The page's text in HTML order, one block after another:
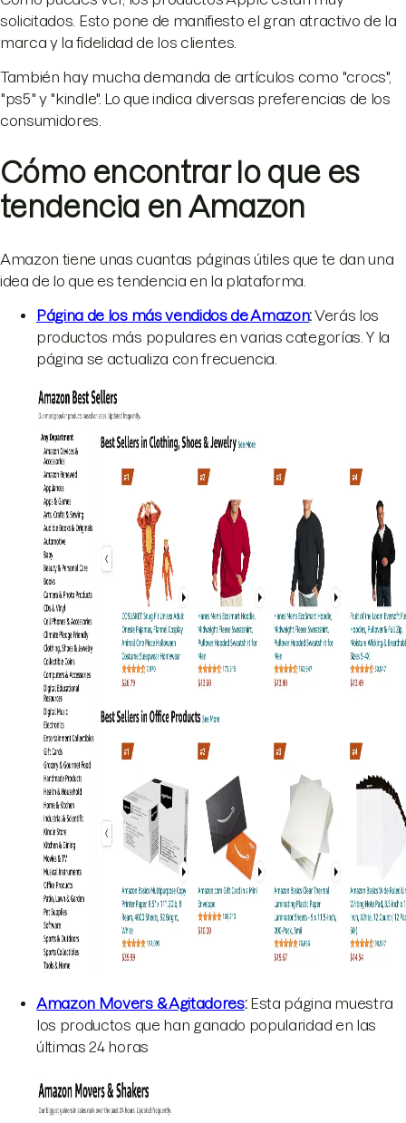
solicitados. Esto pone de manifiesto el gran atractivo de la
marca y la fidelidad de los clientes.
También hay mucha demanda de artículos como "crocs",
"ps5" y "kindle". Lo que indica diversas preferencias de los
consumidores.
Cómo encontrar lo que es
tendencia en Amazon
Amazon tiene unas cuantas páginas útiles que te dan una
idea de lo que es tendencia en la plataforma.
Página de los más vendidos de Amazon:Verás los
productos más populares en varias categorías. Y la
página se actualiza con frecuencia.
Amazon Movers & Agitadores:Esta página muestra
los productos que han ganado popularidad en las
últimas 24 horas